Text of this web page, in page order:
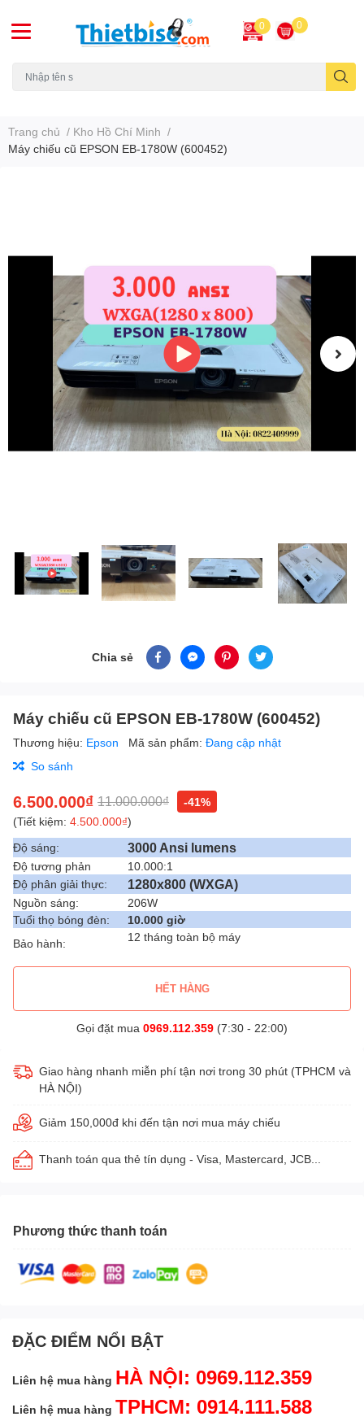
0 0
Trang chủ / Kho Hồ Chí Minh /
Máy chiếu cũ EPSON EB-1780W (600452)
Chia sẻ
Máy chiếu cũ EPSON EB-1780W (600452)
Thương hiệu: Epson Mã sản phẩm: Đang cập nhật
So sánh
6.500.000₫ 11.000.000₫
-41%
(Tiết kiệm: 4.500.000₫)
Độ sáng:
3000 Ansi lumens
Độ tương phản
10.000:1
Độ phân giải thực:
1280x800 (WXGA)
Nguồn sáng:
206W
Tuổi thọ bóng đèn:
10.000 giờ
Bảo hành:
12 tháng toàn bộ máy
HẾT HÀNG
Gọi đặt mua 0969.112.359 (7:30 - 22:00)
Giao hàng nhanh miễn phí tận nơi trong 30 phút (TPHCM và
HÀ NỘI)
Giảm 150,000đ khi đến tận nơi mua máy chiếu
Thanh toán qua thẻ tín dụng - Visa, Mastercard, JCB...
Phương thức thanh toán
ĐẶC ĐIỂM NỔI BẬT
Liên hệ mua hàng HÀ NỘI: 0969.112.359
Liên hệ mua hàng TPHCM: 0914.111.588